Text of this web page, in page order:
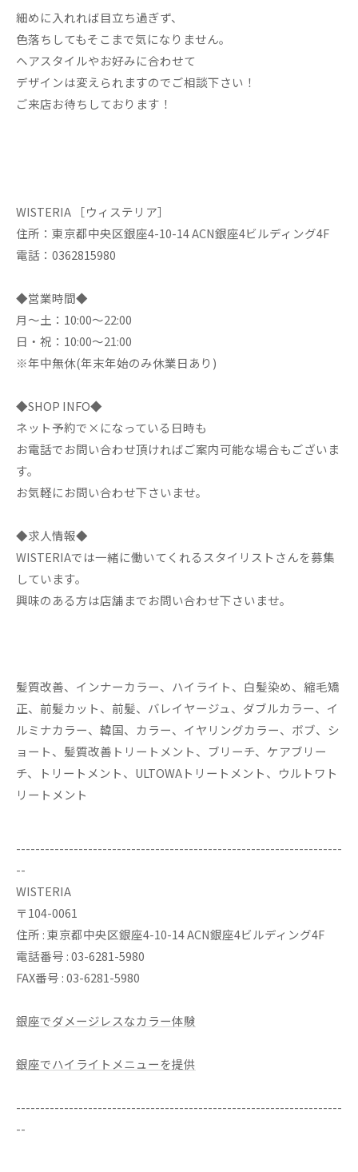
細めに入れれば目立ち過ぎず、
色落ちしてもそこまで気になりません。
ヘアスタイルやお好みに合わせて
デザインは変えられますのでご相談下さい！
ご来店お待ちしております！
WISTERIA ［ウィステリア］
住所：東京都中央区銀座4-10-14 ACN銀座4ビルディング4F
電話：0362815980
◆営業時間◆
月～土：10:00～22:00
日・祝：10:00～21:00
※年中無休(年末年始のみ休業日あり)
◆SHOP INFO◆
ネット予約で×になっている日時も
お電話でお問い合わせ頂ければご案内可能な場合もございま
す。
お気軽にお問い合わせ下さいませ。
◆求人情報◆
WISTERIAでは一緒に働いてくれるスタイリストさんを募集
しています。
興味のある方は店舗までお問い合わせ下さいませ。
髪質改善、インナーカラー、ハイライト、白髪染め、縮毛矯
正、前髪カット、前髪、バレイヤージュ、ダブルカラー、イ
ルミナカラー、韓国、カラー、イヤリングカラー、ボブ、シ
ョート、髪質改善トリートメント、ブリーチ、ケアブリー
チ、トリートメント、ULTOWAトリートメント、ウルトワト
リートメント
--------------------------------------------------------------------
--
WISTERIA
〒104-0061
住所 : 東京都中央区銀座4-10-14 ACN銀座4ビルディング4F
電話番号 : 03-6281-5980
FAX番号 : 03-6281-5980
銀座でダメージレスなカラー体験
銀座でハイライトメニューを提供
--------------------------------------------------------------------
--